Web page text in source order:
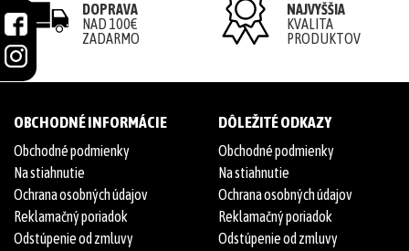
DOPRAVA
NAD 100€
ZADARMO
NAJVYŠŠIA
KVALITA
PRODUKTOV
OBCHODNÉ INFORMÁCIE
Obchodné podmienky
Na stiahnutie
Ochrana osobných údajov
Reklamačný poriadok
Odstúpenie od zmluvy
DÔLEŽITÉ ODKAZY
Obchodné podmienky
Na stiahnutie
Ochrana osobných údajov
Reklamačný poriadok
Odstúpenie od zmluvy